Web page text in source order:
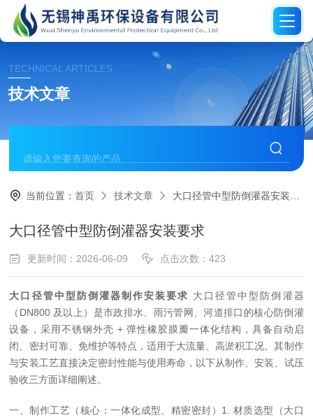
TECHNICAL ARTICLES
技术文章
当前位置：首页 技术文章 大口径管中型防倒灌器安装要求
大口径管中型防倒灌器安装要求
更新时间：2026-06-09 点击次数：423
大口径管中型防倒灌器制作安装要求 大口径管中型防倒灌器
（DN800 及以上）是市政排水、雨污管网、河道排口的核心防倒灌
设备，采用不锈钢外壳 + 弹性橡胶膜瓣一体化结构，具备自动启
闭、密封可靠、免维护等特点，适用于大流量、高淤积工况。其制作
与安装工艺直接决定密封性能与使用寿命，以下从制作、安装、试压
验收三方面详细阐述。
一、制作工艺（核心：一体化成型、精密密封）1. 材质选型（大口